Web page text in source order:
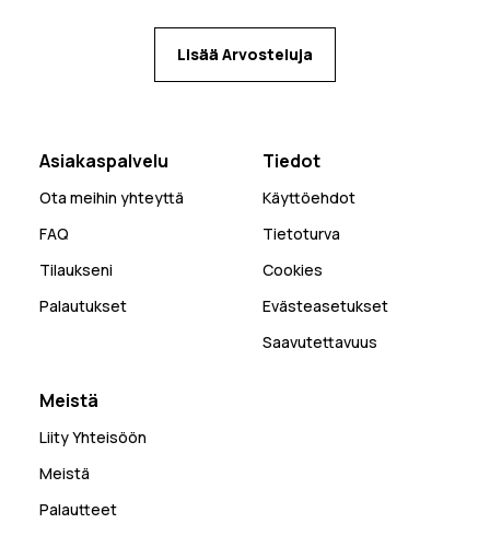
Lisää Arvosteluja
Asiakaspalvelu
Ota meihin yhteyttä
FAQ
Tilaukseni
Palautukset
Tiedot
Käyttöehdot
Tietoturva
Cookies
Evästeasetukset
Saavutettavuus
Meistä
Liity Yhteisöön
Meistä
Palautteet